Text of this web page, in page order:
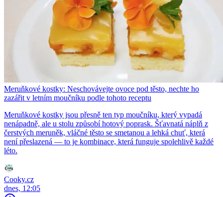
Meruňkové kostky: Neschovávejte ovoce pod těsto, nechte ho
zazářit v letním moučníku podle tohoto receptu
Meruňkové kostky jsou přesně ten typ moučníku, který vypadá
nenápadně, ale u stolu způsobí hotový poprask. Šťavnatá náplň z
čerstvých meruněk, vláčné těsto se smetanou a lehká chuť, která
není přeslazená — to je kombinace, která funguje spolehlivě každé
léto.
Cooky.cz
dnes, 12:05